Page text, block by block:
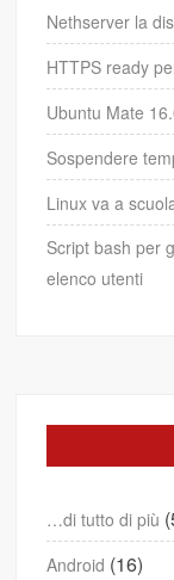
Nethserver la
HTTPS ready
Ubuntu Mate
Sospendere
Linux va a
Script bash per
elenco utenti
…di tutto di più
Android (16)